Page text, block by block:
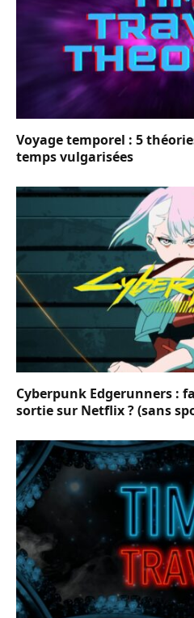
Voyage temporel : 5
temps vulgarisées
Cyberpunk Edgerunners :
sortie sur Netflix ? (sans